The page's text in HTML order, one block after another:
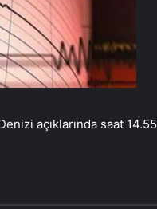
açıklarında saat